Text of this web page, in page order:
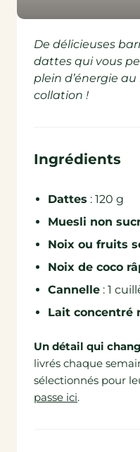
De délicieuses
dattes qui vous
plein d’énergie
collation !
Ingrédients
Dattes : 120 g
Muesli non
Noix ou fruits
Noix de coco
Cannelle : 1
Lait concentré
Un détail qui
livrés chaque
sélectionnés pour
passe ici.